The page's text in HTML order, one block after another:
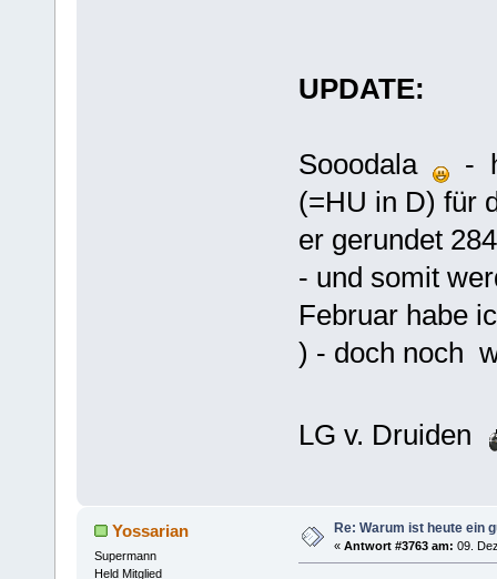
UPDATE:
Sooodala
-
(=HU in D) für
er gerundet
- und somit
Februar habe
) - doch noch
LG v. Druiden
Yossarian
Supermann
Held Mitglied
Re: Warum ist heute ein
« Antwort #3763 am: 09.